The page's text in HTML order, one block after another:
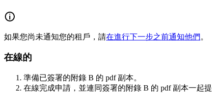
如果您尚未通知您的租戶，請在進行下一步之前通知他們 。
在線的
準備已簽署的附錄 B 的 pdf 副本。
在線完成申請，並連同簽署的附錄 B 的 pdf 副本一起提